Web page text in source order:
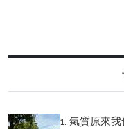
1. 氣質原來